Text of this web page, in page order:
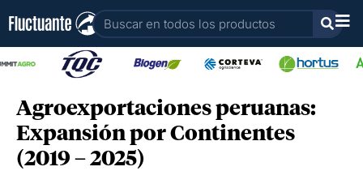
contenido
Buscar
Agroexportaciones peruanas:
Expansión por Continentes
(2019 – 2025)